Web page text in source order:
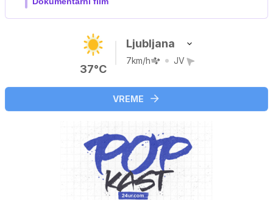
37°C
Ljubljana
7km/h JV
VREME